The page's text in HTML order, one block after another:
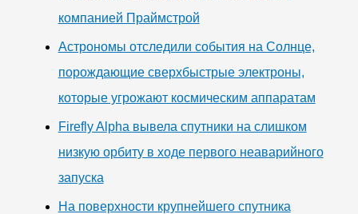
компанией Праймстрой
Астрономы отследили события на Солнце,
порождающие сверхбыстрые электроны,
которые угрожают космическим аппаратам
Firefly Alpha вывела спутники на слишком
низкую орбиту в ходе первого неаварийного
запуска
На поверхности крупнейшего спутника